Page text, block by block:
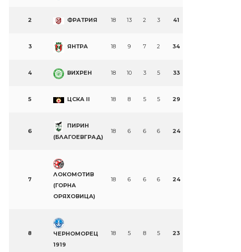
2 ФРАТРИЯ 18 13 2 3 41
3 ЯНТРА 18 9 7 2 34
4 ВИХРЕН 18 10 3 5 33
5 ЦСКА II 18 8 5 5 29
6
ПИРИН
(БЛАГОЕВГРАД)
18 6 6 6 24
7
ЛОКОМОТИВ
(ГОРНА
ОРЯХОВИЦА)
18 6 6 6 24
8
ЧЕРНОМОРЕЦ
1919
18 5 8 5 23